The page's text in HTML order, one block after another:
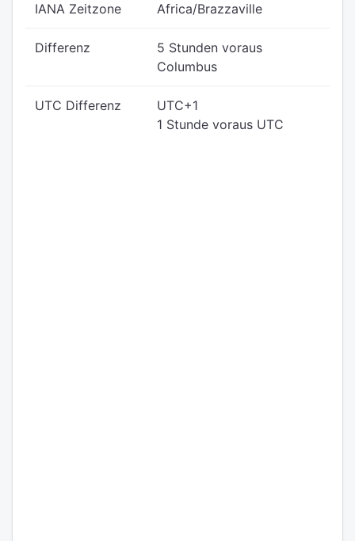
IANA Zeitzone Africa/Brazzaville
Differenz
5 Stunden voraus
Columbus
UTC Differenz
UTC+1
1 Stunde voraus UTC